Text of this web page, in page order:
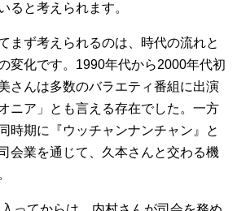
ると考えられます。
まず考えられるのは、時代の流れと
変化です。1990年代から2000年代初
さんは多数のバラエティ番組に出演
ニア」とも言える存在でした。一方
時期に『ウッチャンナンチャン』と
会業を通じて、久本さんと交わる機